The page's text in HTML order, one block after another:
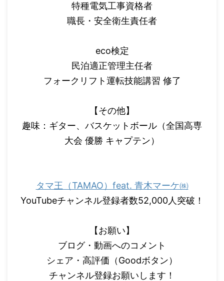
特種電気工事資格者
職長・安全衛生責任者
eco検定
民泊適正管理主任者
フォークリフト運転技能講習 修了
【その他】
趣味：ギター、バスケットボール（全国高専
大会 優勝 キャプテン）
タマ王（TAMAO）feat. 青木マーケ㈱
YouTubeチャンネル登録者数52,000人突破！
【お願い】
ブログ・動画へのコメント
シェア・高評価（Goodボタン）
チャンネル登録お願いします！